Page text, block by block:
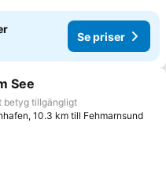
Se priser
till i Mina Favoriter
See
betyg tillgängligt
10.3 km till Fehmarnsund